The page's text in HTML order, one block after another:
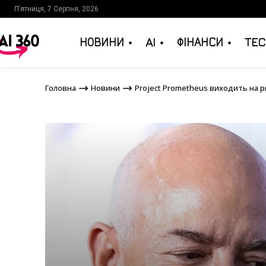
П’ятниця, 7 Серпня, 2026
НОВИНИ AI ФІНАНСИ
Головна Новини Project Prometheus виходить
Головна Новини Project Prometheus виходить на